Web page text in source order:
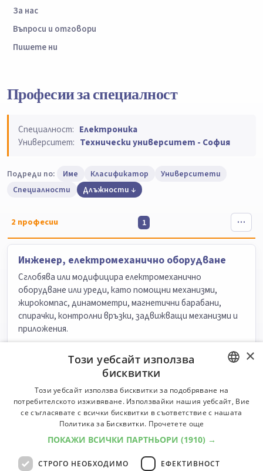
За нас
Въпроси и отговори
Пишете ни
Професии за специалност
Специалност: Електроника
Университет: Технически университет - София
Подреди по: Име Класификатор
Университети
Специалности
Длъжности
2 професии 1
Инженер, електромеханично оборудване
Сглобява или модифицира електромеханично
оборудване или уреди, като помощни механизми,
жирокомпас, динамометри, магнетични барабани,
спирачки, контролни връзки, задвижващи механизми и
приложения.
Университети:12Специалности:32
Университети Специалности
Инженер, главен
Планира, организира, ръководи и контролира
производствената дейност на предприятието.
Осигурява безопасни условия на труд и изграждането
Класификатор:6000Университети:23 Специалности: 135
BULGARIAN
ENGLISH
×
Този уебсайт използва
бисквитки
Този уебсайт използва бисквитки за подобряване на
потребителското изживяване. Използвайки нашия уебсайт, Вие
се съгласявате с всички бисквитки в съответствие с нашата
Политика за Бисквитки. Прочетете още
ПОКАЖИ ВСИЧКИ ПАРТНЬОРИ (1910) →
СТРОГО НЕОБХОДИМО ЕФЕКТИВНОСТ